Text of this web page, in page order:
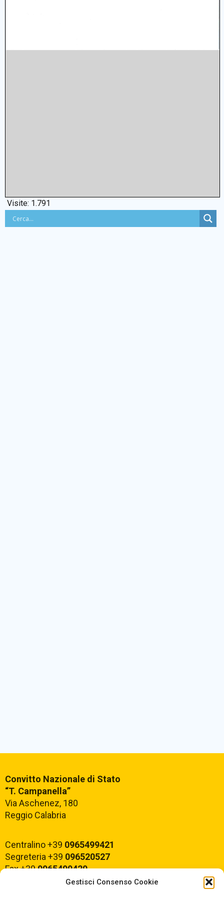
Gestisci Consenso Cookie
Visite: 1.791
Convitto Nazionale di Stato
“T. Campanella”
Via Aschenez, 180
Reggio Calabria
Centralino +39 0965499421
Segreteria +39 096520527
Fax +390965499420